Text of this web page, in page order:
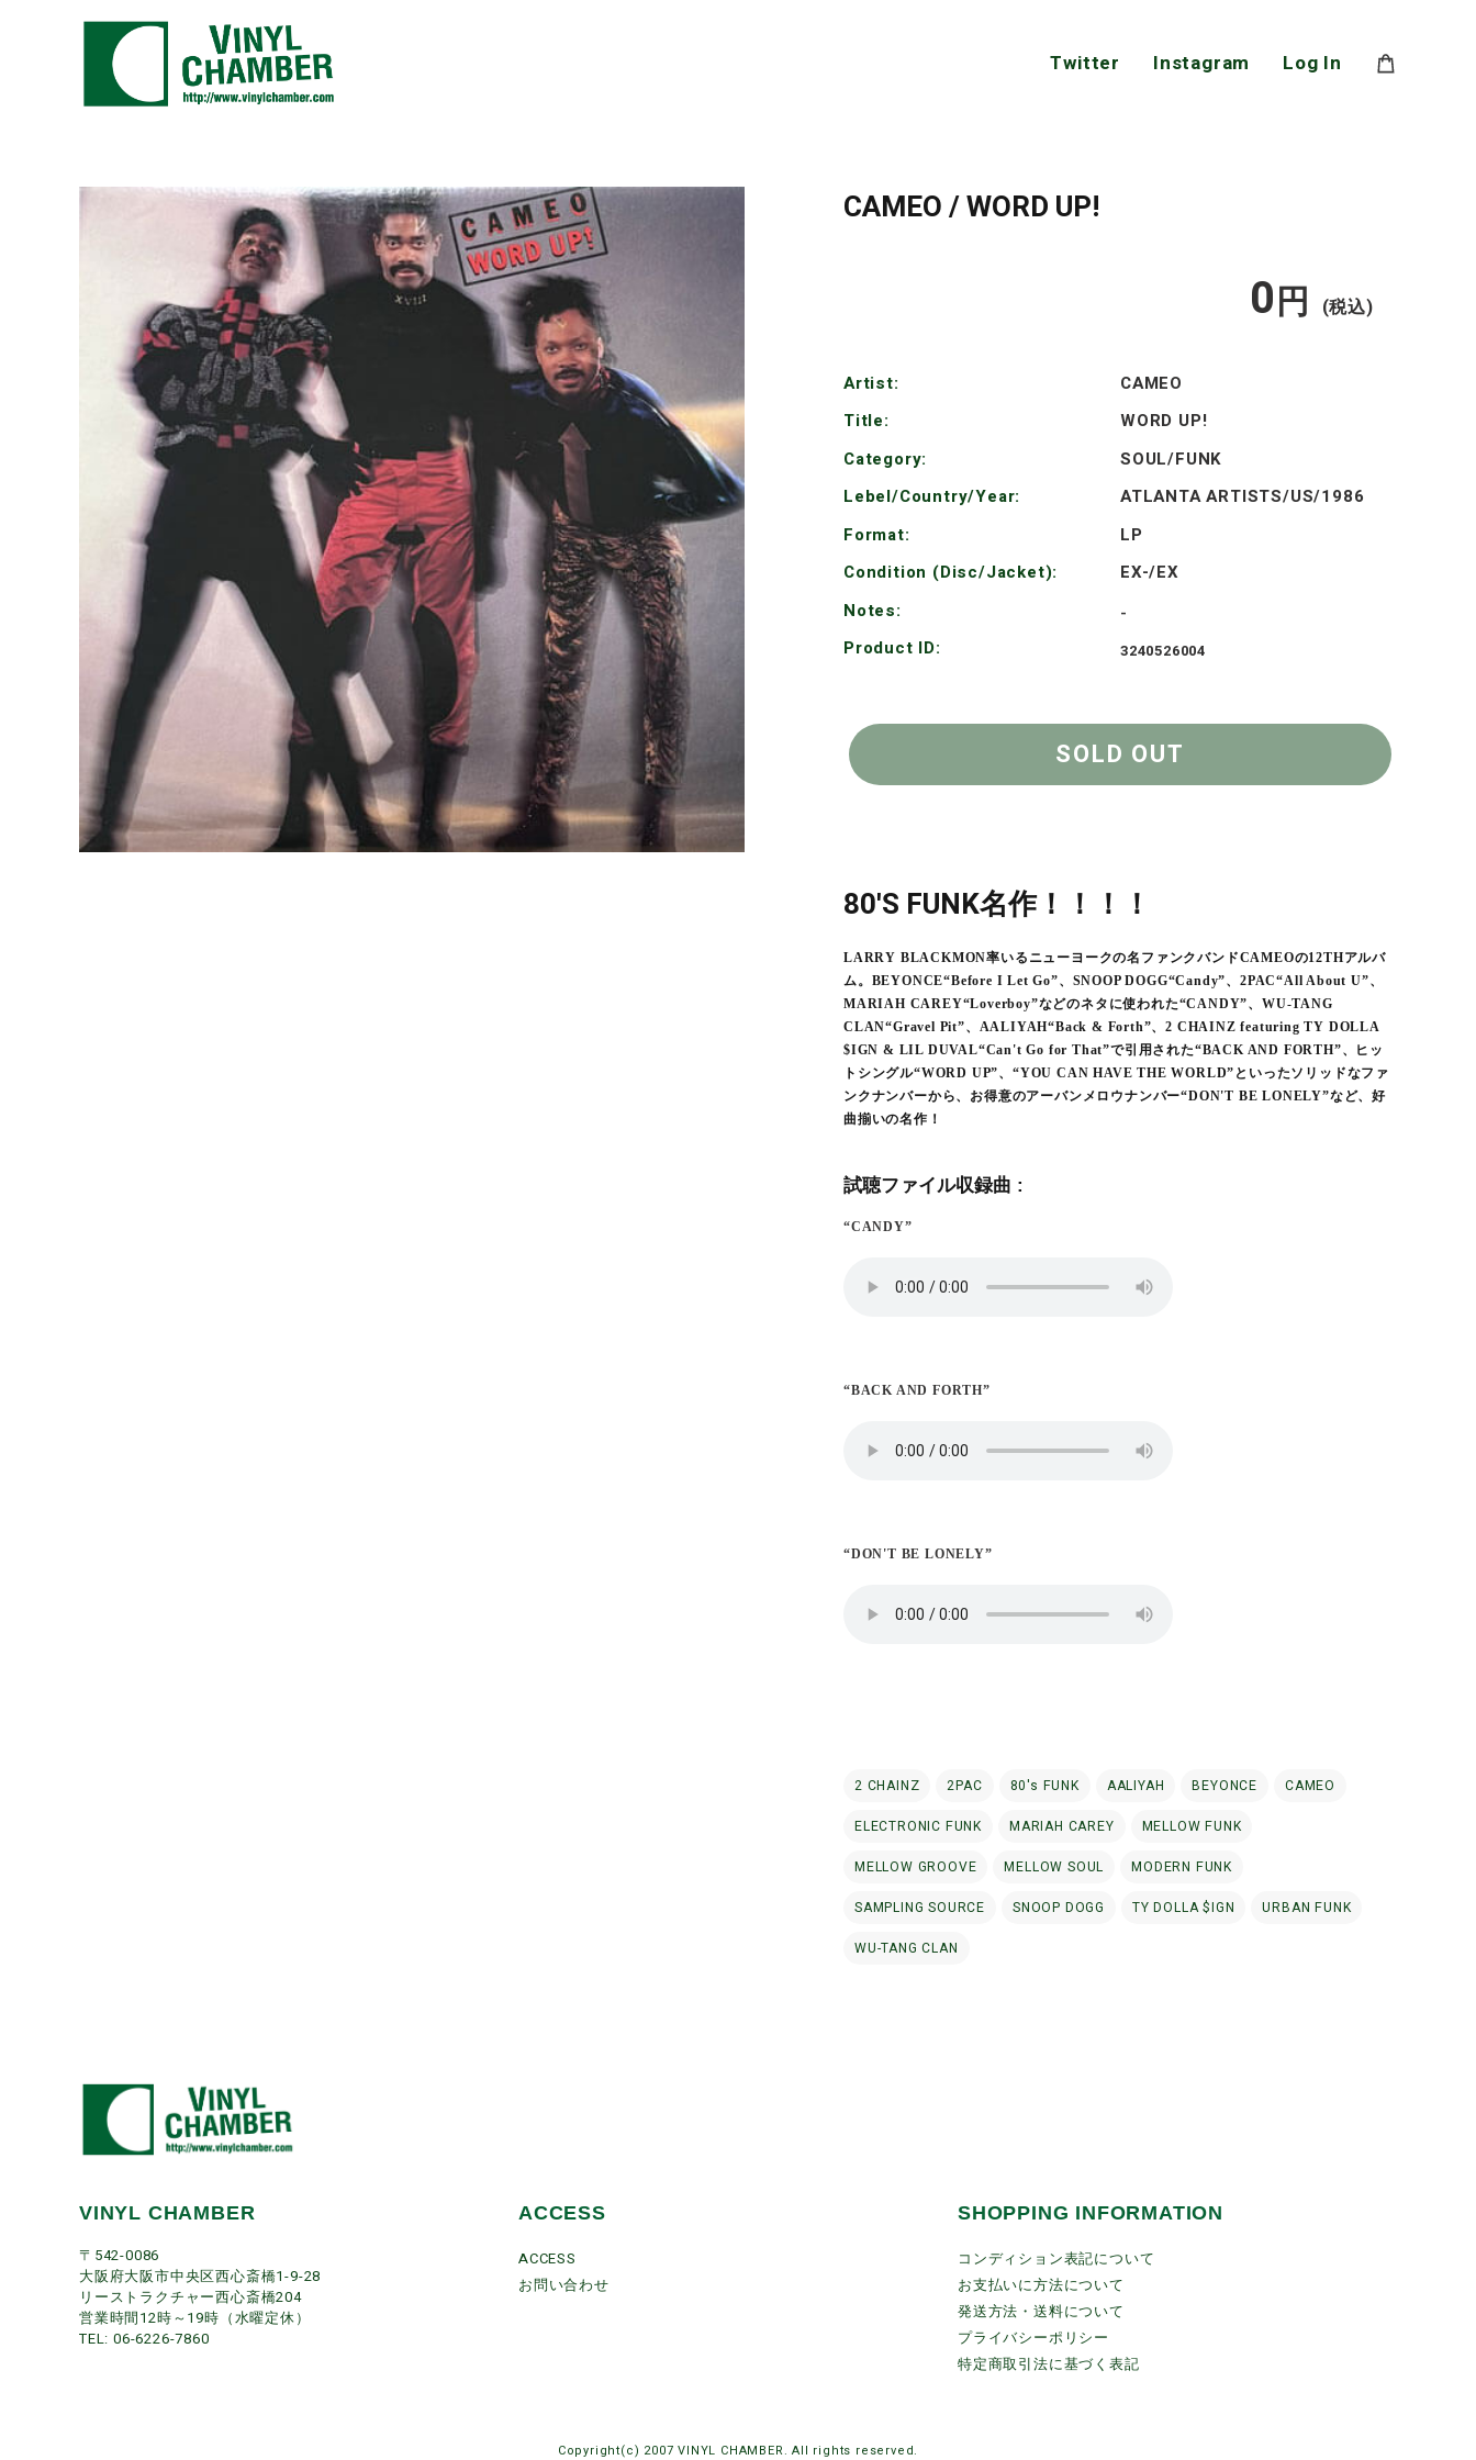
Twitter Instagram Log In
CAMEO / WORD UP!
0円 (税込)
Artist:
CAMEO
Title:
WORD UP!
Category:
SOUL/FUNK
Lebel/Country/Year:
ATLANTA ARTISTS/US/1986
Format:
LP
Condition (Disc/Jacket):
EX-/EX
Notes:
-
Product ID: 3240526004
SOLD OUT
80'S FUNK名作！！！！
LARRY BLACKMON率いるニューヨークの名ファンクバンドCAMEOの12THアルバ
ム。BEYONCE“Before I Let Go”、SNOOP DOGG“Candy”、2PAC“All About U”、
MARIAH CAREY“Loverboy”などのネタに使われた“CANDY”、WU-TANG
CLAN“Gravel Pit”、AALIYAH“Back & Forth”、2 CHAINZ featuring TY DOLLA
$IGN & LIL DUVAL“Can't Go for That”で引用された“BACK AND FORTH”、ヒッ
トシングル“WORD UP”、“YOU CAN HAVE THE WORLD”といったソリッドなファ
ンクナンバーから、お得意のアーバンメロウナンバー“DON'T BE LONELY”など、好
曲揃いの名作！
試聴ファイル収録曲 :
“CANDY”
“BACK AND FORTH”
“DON'T BE LONELY”
2 CHAINZ 2PAC 80's FUNK AALIYAH BEYONCE CAMEO
ELECTRONIC FUNK MARIAH CAREY MELLOW FUNK
MELLOW GROOVE MELLOW SOUL MODERN FUNK
SAMPLING SOURCE SNOOP DOGG TY DOLLA $IGN URBAN FUNK
WU-TANG CLAN
VINYL CHAMBER
〒542-0086
大阪府大阪市中央区西心斎橋1-9-28
リーストラクチャー西心斎橋204
営業時間12時～19時（水曜定休）
TEL: 06-6226-7860
ACCESS
ACCESS
お問い合わせ
SHOPPING INFORMATION
コンディション表記について
お支払いに方法について
発送方法・送料について
プライバシーポリシー
特定商取引法に基づく表記
Copyright(c) 2007 VINYL CHAMBER. All rights reserved.